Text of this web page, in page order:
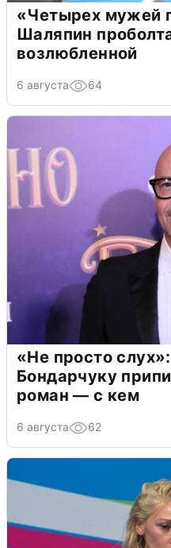
«Четырех мужей
Шаляпин
возлюбленной
6 августа 64
«Не просто
Бондарчуку
роман — с кем
6 августа 62